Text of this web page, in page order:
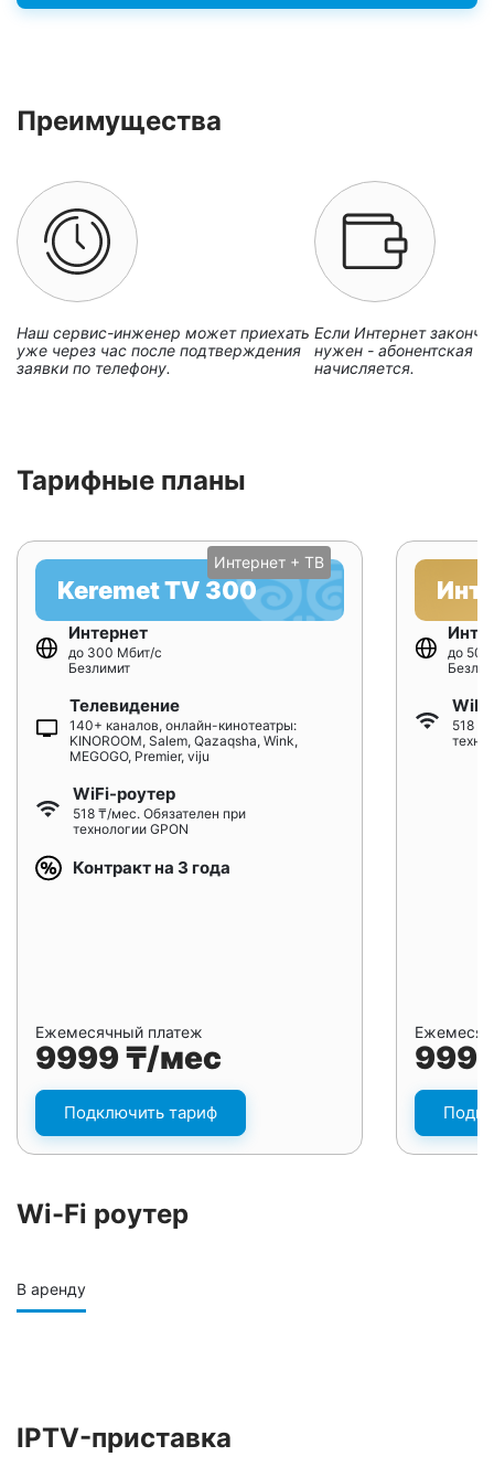
Преимущества
Наш сервис-инженер может приехать
уже через час после подтверждения
заявки по телефону.
Если Интернет
нужен - абонентская
начисляется.
Тарифные планы
Интернет + ТВ
Keremet TV 300
Интернет
до 300 Мбит/с
Безлимит
Телевидение
140+ каналов, онлайн-кинотеатры:
KINOROOM, Salem, Qazaqsha, Wink,
MEGOGO, Premier, viju
WiFi-роутер
518 ₸/мес. Обязателен при
технологии GPON
Контракт на 3 года
Ежемесячный платеж
9999 ₸/мес
Подключить тариф
до
518
Wi-Fi роутер
В аренду
IPTV-приставка